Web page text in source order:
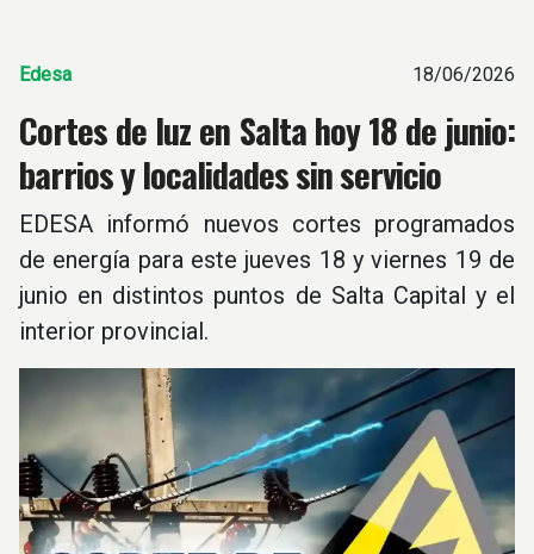
Edesa 18/06/2026
Cortes de luz en Salta hoy 18 de junio:
barrios y localidades sin servicio
EDESA informó nuevos cortes programados
de energía para este jueves 18 y viernes 19 de
junio en distintos puntos de Salta Capital y el
interior provincial.